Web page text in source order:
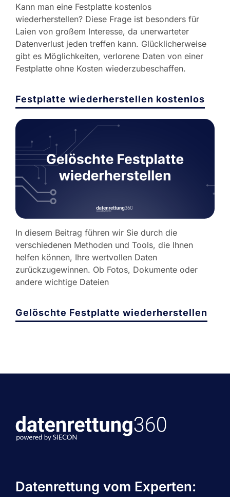
Kann man eine Festplatte kostenlos
wiederherstellen? Diese Frage ist besonders für
Laien von großem Interesse, da unerwarteter
Datenverlust jeden treffen kann. Glücklicherweise
gibt es Möglichkeiten, verlorene Daten von einer
Festplatte ohne Kosten wiederzubeschaffen.
Festplatte wiederherstellen kostenlos
In diesem Beitrag führen wir Sie durch die
verschiedenen Methoden und Tools, die Ihnen
helfen können, Ihre wertvollen Daten
zurückzugewinnen. Ob Fotos, Dokumente oder
andere wichtige Dateien
Gelöschte Festplatte wiederherstellen
Datenrettung vom Experten: